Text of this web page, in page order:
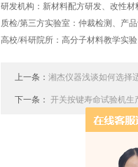
研发机构：新材料配方研发、改性
质检/第三方实验室：仲裁检测、产
高校/科研院所：高分子材料教学实
上一条：湘杰仪器浅谈如何选择
下一条：开关按键寿命试验机